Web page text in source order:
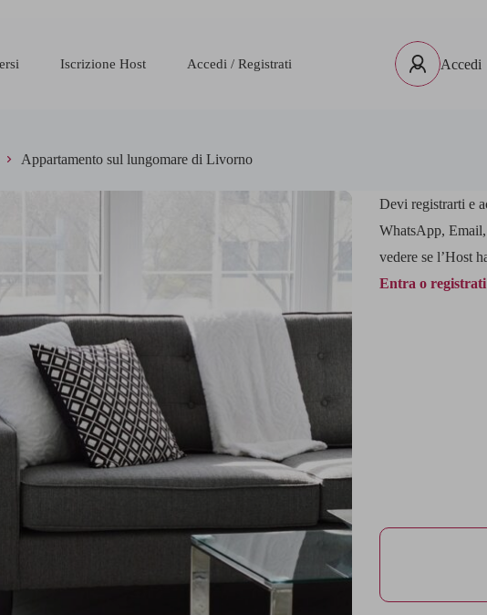
Iscrizione Host Accedi / Registrati Accedi
Appartamento sul lungomare di Livorno
Devi registrarti e
WhatsApp,
vedere se l’Host
Entra o